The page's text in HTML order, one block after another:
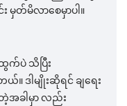
မှတ်မိလာစေမှာပါ။
ပဲ သိပြီး
ဒါမျိုးဆိုရင် ချရေး
တဲ့အခါမှာ လည်း